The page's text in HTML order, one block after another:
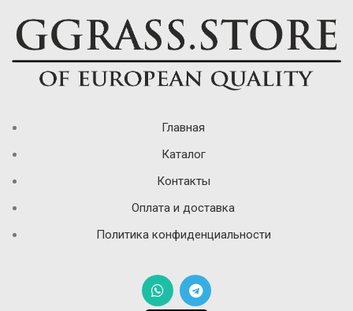
Главная
Каталог
Контакты
Оплата и доставка
Политика конфиденциальности